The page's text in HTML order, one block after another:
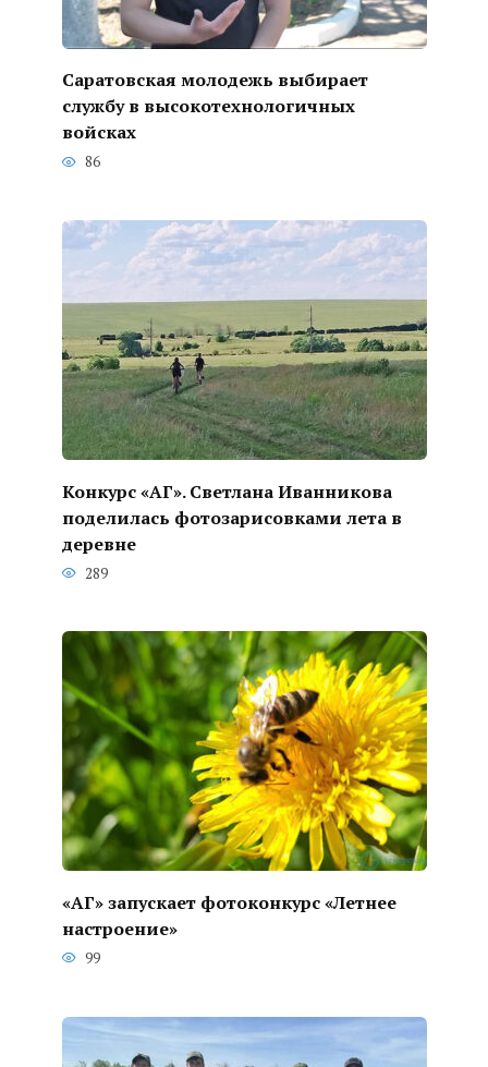
Саратовская молодежь выбирает
службу в высокотехнологичных
войсках
86
Конкурс «АГ». Светлана Иванникова
поделилась фотозарисовками лета в
деревне
289
«АГ» запускает фотоконкурс «Летнее
настроение»
99